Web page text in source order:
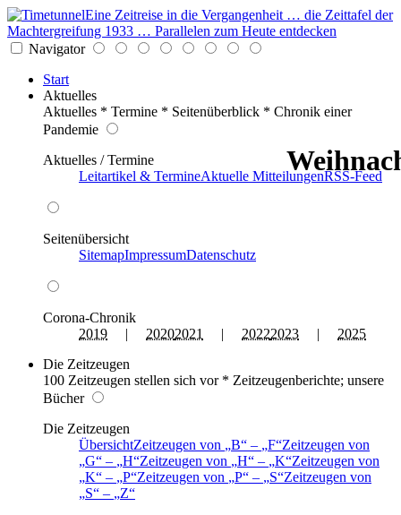
Eine Zeitreise in die Vergangenheit … die Zeittafel der
Machtergreifung 1933 … Parallelen zum Heute entdecken
Navigator
Start
Aktuelles
Aktuelles * Termine * Seitenüberblick * Chronik einer
Pandemie
Aktuelles / Termine
Leitartikel & TermineAktuelle MitteilungenRSS-Feed
Seitenübersicht
SitemapImpressumDatenschutz
Corona-Chronik
2019 | 20202021 | 20222023 | 2025
Die Zeitzeugen
100 Zeitzeugen stellen sich vor * Zeitzeugenberichte; unsere
Bücher
Die Zeitzeugen
ÜbersichtZeitzeugen von B – F Zeitzeugen von
G
– H Zeitzeugen von H – K Zeitzeugen von
K
– P Zeitzeugen von P – S Zeitzeugen von
S
–
Z